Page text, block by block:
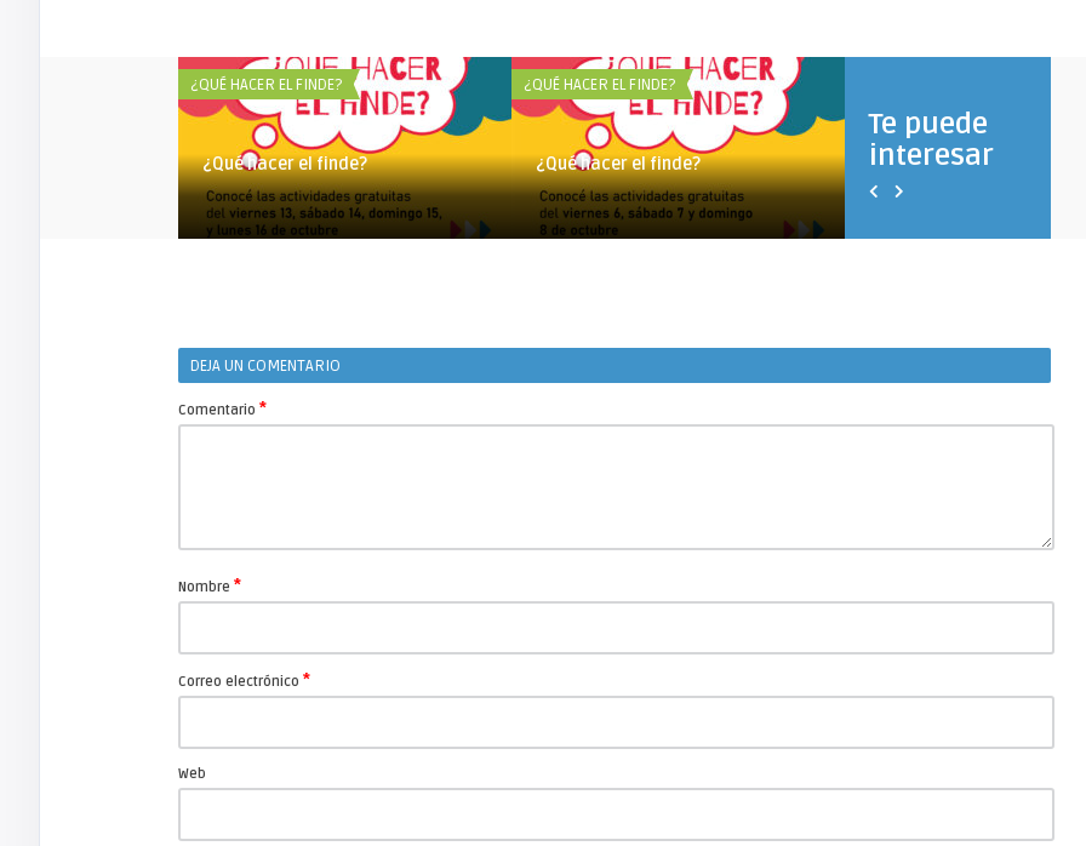
Te puede
interesar
¿QUÉ HACER EL FINDE?
¿Qué hacer el finde?
¿QUÉ HACER EL FINDE?
¿Qué hacer el finde? ¿Qué hacer el finde?
DEJA UN COMENTARIO
Comentario *
Nombre *
Correo electrónico *
Web